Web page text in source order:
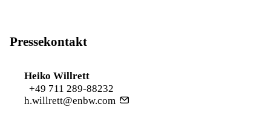
Pressekontakt
Heiko Willrett
+49 711 289-88232
h.willrett@enbw.com